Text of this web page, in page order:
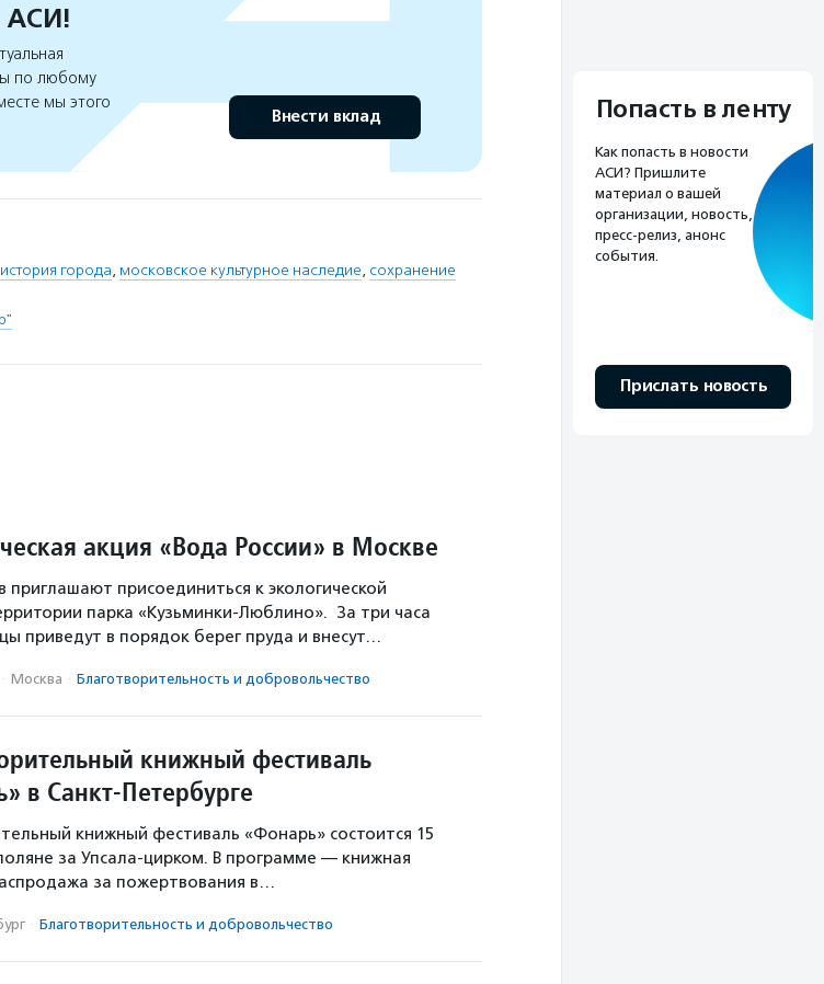
АСИ!
по любому
мы этого
Внести вклад
история города, московское культурное наследие, сохранение
акция «Вода России» в Москве
приглашают присоединиться к экологической
парка «Кузьминки-Люблино». За три часа
приведут в порядок берег пруда и внесут…
· Москва · Благотвори­тель­ность и доброволь­чест­во
книжный фестиваль
в Санкт-Петербурге
книжный фестиваль «Фонарь» состоится 15
за Упсала-цирком. В программе — книжная
за пожертвования в…
· Благотвори­тель­ность и доброволь­чест­во
Попасть в ленту
Как попасть в новости
АСИ? Пришлите
материал о вашей
организации, новость,
пресс-релиз, анонс
события.
Прислать новость